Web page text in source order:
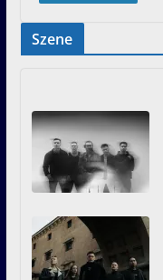
Szene